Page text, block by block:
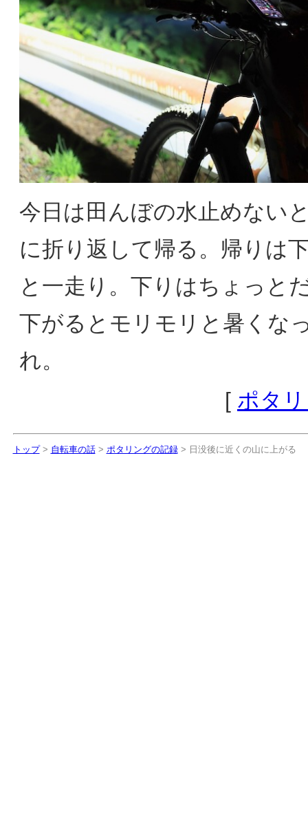
今日は田んぼの水止めない
に折り返して帰る。帰りは
と一走り。下りはちょっと
下がるとモリモリと暑くな
れ。
[ ポタ
トップ> 自転車の話> ポタリングの記録> 日没後に近くの山に上がる